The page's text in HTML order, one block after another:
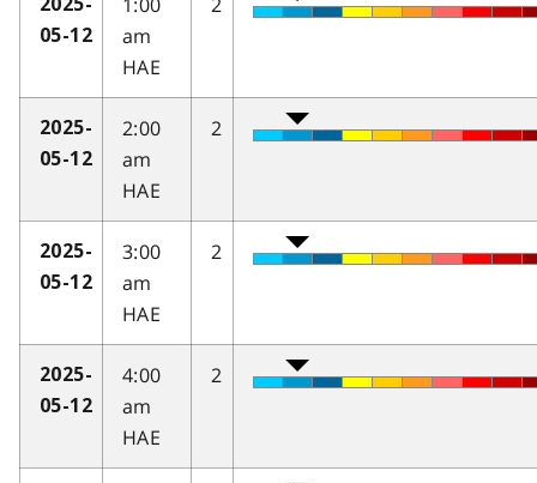
05-12
am
HAE
2025-
05-12
2:00
am
HAE
2
2025-
05-12
3:00
am
HAE
2
2025-
05-12
4:00
am
HAE
2